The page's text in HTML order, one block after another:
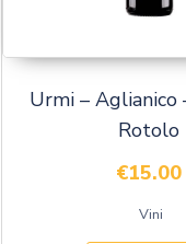
Urmi – Aglianico
Rotolo
€15.00
Vini